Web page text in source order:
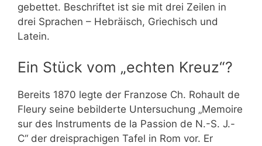
gebettet. Beschriftet ist sie mit drei Zeilen in
drei Sprachen – Hebräisch, Griechisch und
Latein.
Ein Stück vom „echten Kreuz“?
Bereits 1870 legte der Franzose Ch. Rohault de
Fleury seine bebilderte Untersuchung „Memoire
sur des Instruments de la Passion de N.-S. J.-
C“ der dreisprachigen Tafel in Rom vor. Er